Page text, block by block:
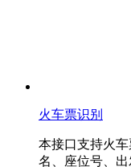
火车票识别
本接口支持火
名、座位号、